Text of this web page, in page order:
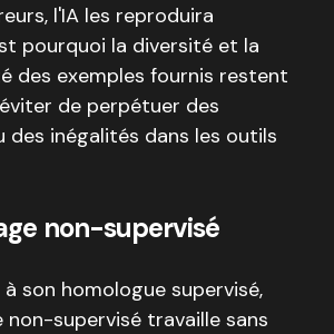
l'IA les reproduira
pourquoi la diversité et la
des exemples fournis restent
de perpétuer des
inégalités dans les outils
non-supervisé
son homologue supervisé,
non-supervisé travaille sans